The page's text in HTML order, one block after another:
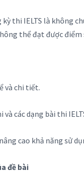
thi IELTS là không
thể đạt được điểm
và chi tiết.
các dạng bài thi
cao khả năng sử
đề bài